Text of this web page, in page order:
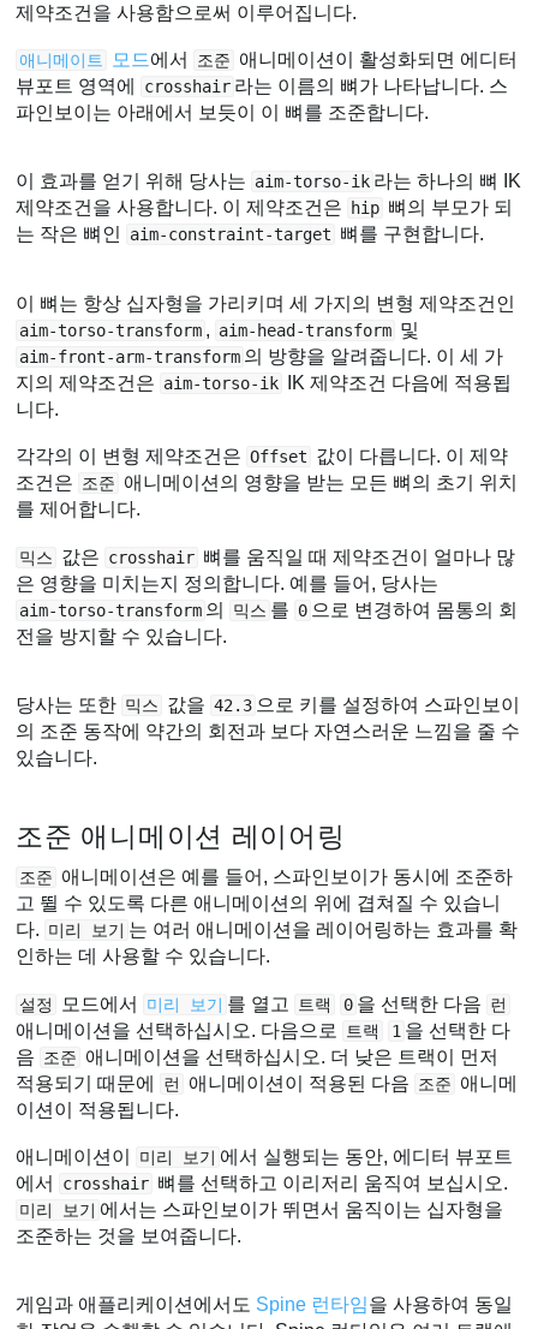
제약조건을 사용함으로써 이루어집니다.
애니메이트 모드에서 조준 애니메이션이 활성화되면 에디터
뷰포트 영역에
crosshair 라는 이름의 뼈가 나타납니다. 스
파인보이는 아래에서 보듯이 이 뼈를 조준합니다.
이 효과를 얻기 위해 당사는 aim-torso-ik 라는 하나의 뼈 IK
제약조건을 사용합니다. 이 제약조건은
hip 뼈의 부모가 되
는 작은 뼈인
aim-constraint-target 뼈를 구현합니다.
이 뼈는 항상 십자형을 가리키며 세 가지의 변형 제약조건인
aim-torso-transform , aim-head-transform 및
aim-front-arm-transform 의 방향을 알려줍니다. 이 세 가
지의 제약조건은 aim-torso-ik
IK 제약조건 다음에 적용됩
니다.
각각의 이 변형 제약조건은 Offset 값이 다릅니다. 이 제약
조건은 조준 애니메이션의 영향을 받는 모든 뼈의 초기 위치
를 제어합니다.
믹스 값은 crosshair 뼈를 움직일 때 제약조건이 얼마나 많
은 영향을 미치는지 정의합니다. 예를 들어, 당사는
aim-torso-transform 의 믹스 를 0 으로 변경하여 몸통의 회
전을 방지할 수 있습니다.
당사는 또한 믹스 값을 42.3 으로 키를 설정하여 스파인보이
의 조준 동작에 약간의 회전과 보다 자연스러운 느낌을 줄 수
있습니다.
조준 애니메이션 레이어링
조준 애니메이션은 예를 들어, 스파인보이가 동시에 조준하
고 뛸 수 있도록 다른 애니메이션의 위에 겹쳐질 수 있습니
다. 미리 보기 는 여러 애니메이션을 레이어링하는 효과를 확
인하는 데 사용할 수 있습니다.
설정 모드에서 미리 보기 를 열고 트랙 0 을 선택한 다음 런
애니메이션을 선택하십시오. 다음으로 트랙 1 을 선택한 다
음 조준 애니메이션을 선택하십시오. 더 낮은 트랙이 먼저
적용되기 때문에
런 애니메이션이 적용된 다음 조준 애니메
이션이 적용됩니다.
애니메이션이 미리 보기 에서 실행되는 동안, 에디터 뷰포트
에서
crosshair 뼈를 선택하고 이리저리 움직여 보십시오.
미리 보기 에서는 스파인보이가 뛰면서 움직이는 십자형을
조준하는 것을 보여줍니다.
게임과 애플리케이션에서도 Spine 런타임을 사용하여 동일